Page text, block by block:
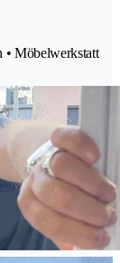
• Möbelwerkstatt